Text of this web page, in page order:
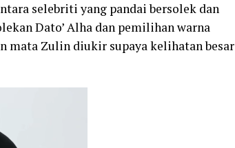
selebriti yang pandai bersolek dan
Dato’ Alha dan pemilihan warna
mata Zulin diukir supaya kelihatan besar